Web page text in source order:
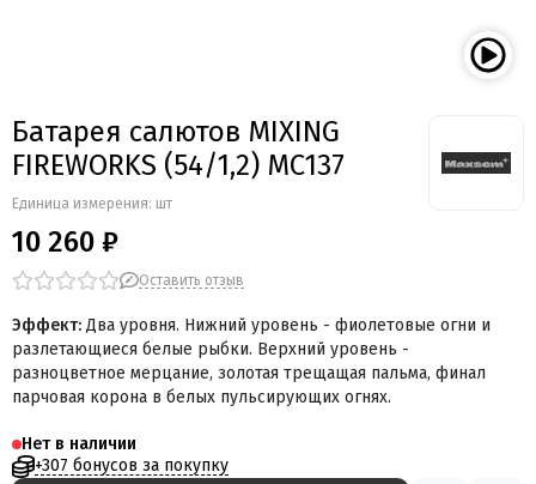
Бомбардир
УПЗ
Веселая Затея
Салют России
Батарея салютов MIXING
FIREWORKS (54/1,2) MC137
Единица измерения: шт
10 260 ₽
Оставить отзыв
Эффект: Два уровня. Нижний уровень - фиолетовые огни и
разлетающиеся белые рыбки. Верхний уровень -
разноцветное мерцание, золотая трещащая пальма, финал
парчовая корона в белых пульсирующих огнях.
Нет в наличии
+307 бонусов за покупку